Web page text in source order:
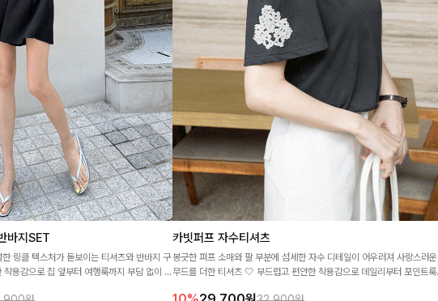
바지SET
링클 텍스처가 돋보이는 티셔츠와 반바지 구
용감으로 집 앞부터 여행룩까지 부담 없이 즐
카빗퍼프 자수티셔츠
봉긋한 퍼프 소매와 팔 부분에 섬세한 자수 디테일이 어우러져 사랑스러운
무드를 더한 티셔츠 🤍 부드럽고 편안한 착용감으로 데일리부터 포인트룩